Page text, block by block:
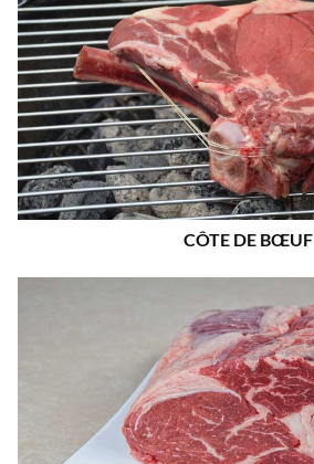
CÔTE DE BŒUF